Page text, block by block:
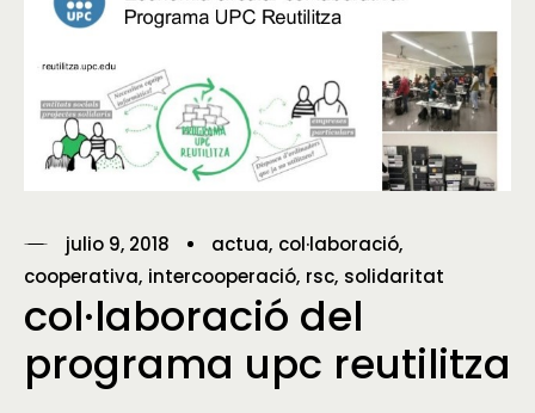
julio 9, 2018 actua col·laboració
cooperativa intercooperació rsc solidaritat
col·laboració del
programa upc reutilitza